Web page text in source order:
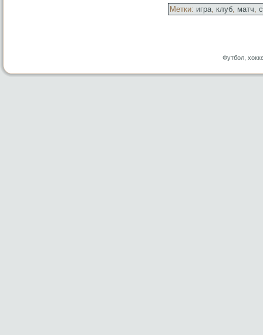
Метки: игра, клуб, матч,
Футбол,